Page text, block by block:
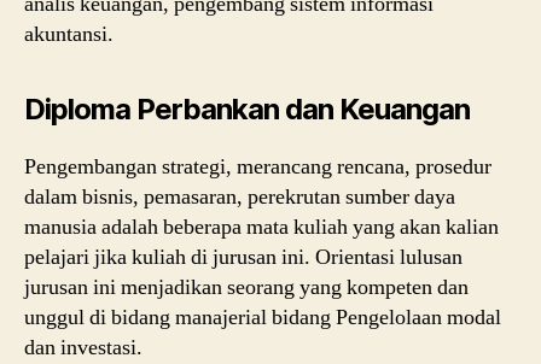
akuntansi.
Diploma Perbankan dan Keuangan
Pengembangan strategi, merancang rencana, prosedur
dalam bisnis, pemasaran, perekrutan sumber daya
manusia adalah beberapa mata kuliah yang akan kalian
pelajari jika kuliah di jurusan ini. Orientasi lulusan
jurusan ini menjadikan seorang yang kompeten dan
unggul di bidang manajerial bidang Pengelolaan modal
dan investasi.